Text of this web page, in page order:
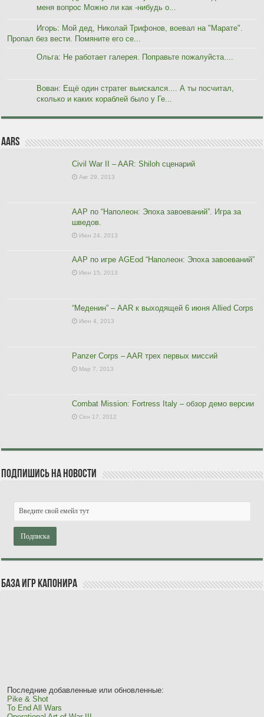
меня вопрос Можно ли как -нибудь о...
Игорь: Мой дед, Николай Трифонов, воевал на "Марате".
Пропал без вести. Помяните его се...
Ольга: Не работает галерея. Поправьте пожалуйста....
Вован: Ещё один стратег выискался.... А ты посчитал,
сколько и каких кораблей было у Ге...
AARs
Civil War II – AAR: Shiloh сценарий
Авг 29, 2013
ААР по “Наполеон: Эпоха завоеваний”. Игра за
шведов.
Июн 24, 2013
ААР по игре AGEod “Наполеон: Эпоха завоеваний”
Июн 15, 2013
“Меденин” – AAR к выходящей 6 июня Allied Corps
Июн 4, 2013
Panzer Corps – AAR трех первых миссий
Мар 7, 2013
Combat Mission: Fortress Italy – обзор демо версии
Сен 17, 2012
Подпишись на новости
База игр Капонира
Последние добавленные или обновленные:
Pike & Shot
To End All Wars